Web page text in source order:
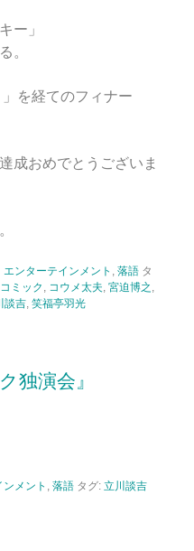
ー」
。
を経てのフィナー
成おめでとうございま
エンターテインメント 落語 タ
ミック コウメ太夫 宮迫博之
談吉 笑福亭羽光
独演会』
メント , 落語 タグ: 立川談吉